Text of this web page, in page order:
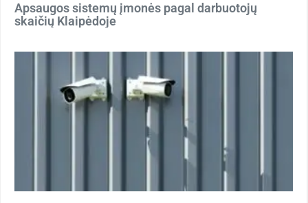
Apsaugos sistemų įmonės pagal darbuotojų
skaičių Klaipėdoje